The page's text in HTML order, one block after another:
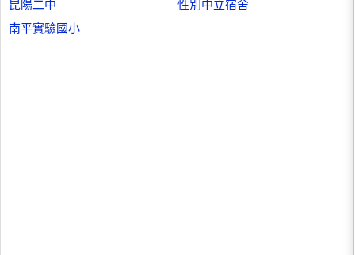
昆陽二中
性別中立宿舍
南平實驗國小